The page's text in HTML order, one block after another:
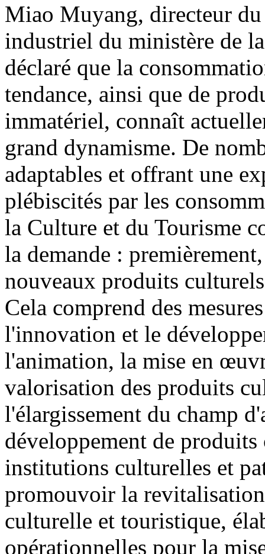
Miao Muyang, directeur
industriel du ministère de
déclaré que la
tendance, ainsi que de
immatériel, connaît
grand dynamisme. De
adaptables et offrant une
plébiscités par les
la Culture et du Tourisme
la demande :
nouveaux produits
Cela comprend des
l'innovation et le
l'animation, la mise en
valorisation des produits
l'élargissement du champ
développement de
institutions culturelles et
promouvoir la
culturelle et touristique,
opérationnelles pour la